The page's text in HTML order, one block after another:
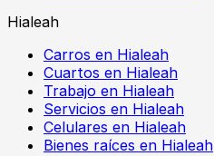
Hialeah
Carros en Hialeah
Cuartos en Hialeah
Trabajo en Hialeah
Servicios en Hialeah
Celulares en Hialeah
Bienes raíces en Hialeah